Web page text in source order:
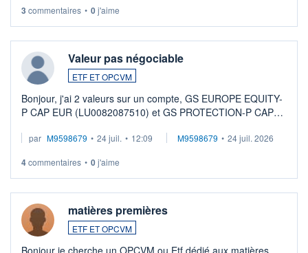
3 commentaires • 0j'aime
Valeur pas négociable
ETF ET OPCVM
Bonjour, j'ai 2 valeurs sur un compte, GS EUROPE EQUITY-
P CAP EUR (LU0082087510) et GS PROTECTION-P CAP
veux procéder à la vente, on me signale ...
par M9598679 • 24 juil. • 12:09 M9598679 • 24 juil. 2026
4commentaires • 0j'aime
matières premières
ETF ET OPCVM
Bonjour je cherche un OPCVM ou Etf dédié aux matières